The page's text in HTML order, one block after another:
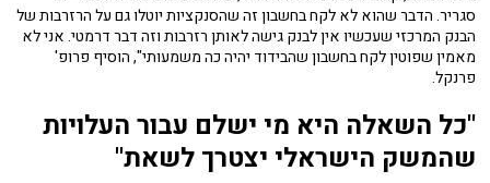
סגריר. הדבר שהוא לא לקח בחשבון זה שהסנקציות יוטלו גם על הרזרבות של
הבנק המרכזי שעכשיו אין לבנק גישה לאותן רזרבות וזה דבר דרמטי. אני לא
מאמין שפוטין לקח בחשבון שהבידוד יהיה כה משמעותי", הוסיף פרופ'
פרנקל.
"כל השאלה היא מי ישלם עבור העלויות
שהמשק הישראלי יצטרך לשאת"